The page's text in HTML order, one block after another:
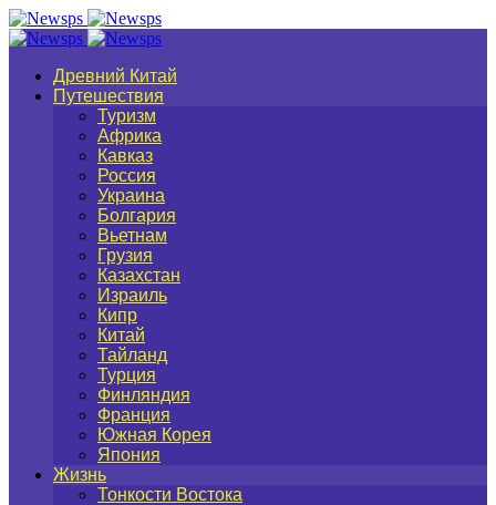
Древний Китай
Путешествия
Туризм
Африка
Кавказ
Россия
Украина
Болгария
Вьетнам
Грузия
Казахстан
Израиль
Кипр
Китай
Тайланд
Турция
Финляндия
Франция
Южная Корея
Япония
Жизнь
Тонкости Востока